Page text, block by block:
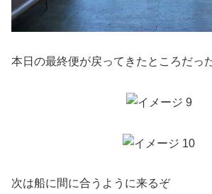
本日の最終便が戻ってきたところだっ
次は船に間に合うように来るぞ